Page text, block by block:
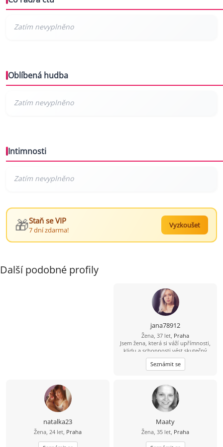
Oblíbená hudba
Intimnosti
🎁Staň se VIP
7 dní zdarma!
Vyzkoušet
Další podobné profily
jana78912
Žena, 37 let, Praha
Jsem žena, která si váží upřímnosti,
klidu a schopnosti vést skutečný
rozhovor, ne jen komunikaci „pro
formu“. Je pro mě důležité mít po
svém boku partnera, se kterým se
budoucnost, ale také jednoduše
mlčet, aniž by to bylo nepříjemné. V
životě se snažím udržovat
rovnováhu mezi osobním rozvojem
a schopností radovat se z
jednoduchých věcí – útulných
večerů, procházek, dobré kávy a
upřímných rozhovorů. Ráda
Seznámit se
natalka23
Žena, 24 let, Praha
Maaty
Žena, 35 let, Praha